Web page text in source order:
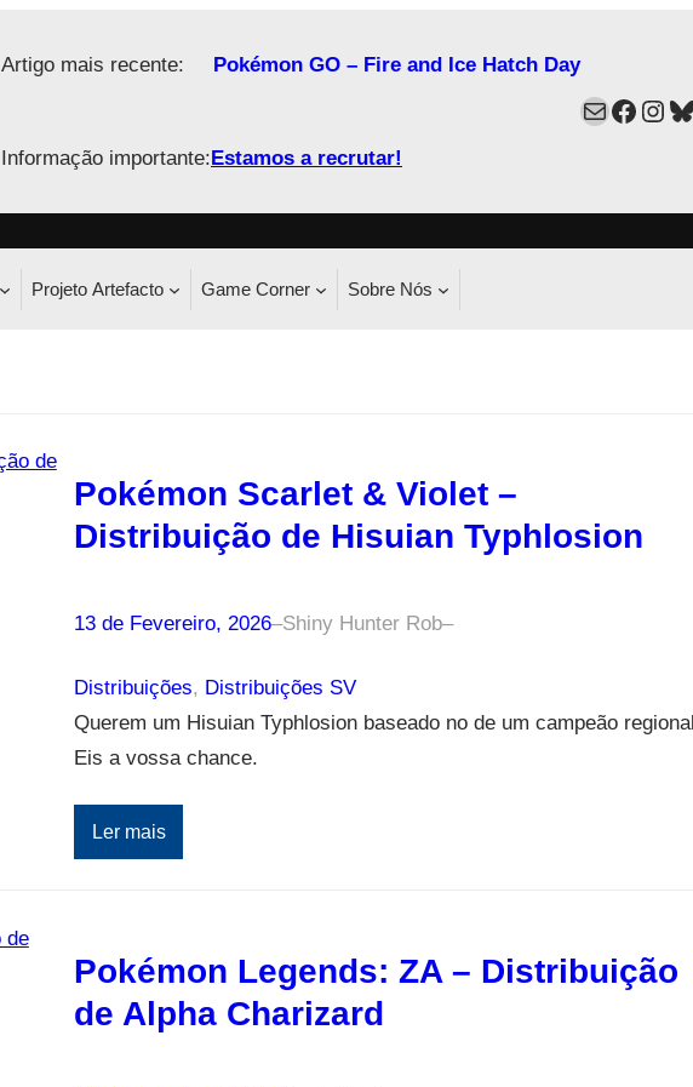
Artigo mais recente: Pokémon GO – Fire and Ice Hatch Day
Informação importante:Estamos a recrutar!
Mail
Projeto Artefacto Game Corner Sobre Nós
Pokémon Scarlet & Violet –
Distribuição de Hisuian Typhlosion
13 de Fevereiro, 2026–Shiny Hunter Rob–
Distribuições, Distribuições SV
Querem um Hisuian Typhlosion baseado no de um campeão
Eis a vossa chance.
Ler mais
Pokémon Legends: ZA – Distribuição
de Alpha Charizard